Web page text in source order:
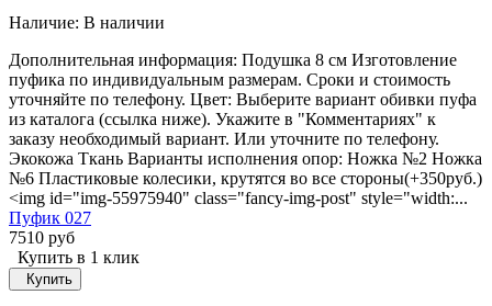
Наличие: В наличии
Дополнительная информация: Подушка 8 см Изготовление
пуфика по индивидуальным размерам. Сроки и стоимость
уточняйте по телефону. Цвет: Выберите вариант обивки пуфа
из каталога (ссылка ниже). Укажите в "Комментариях" к
заказу необходимый вариант. Или уточните по телефону.
Экокожа Ткань Варианты исполнения опор: Ножка №2 Ножка
№6 Пластиковые колесики, крутятся во все стороны(+350руб.)
<img id="img-55975940" class="fancy-img-post" style="width:...
Пуфик 027
7510 руб
Купить в 1 клик
Купить